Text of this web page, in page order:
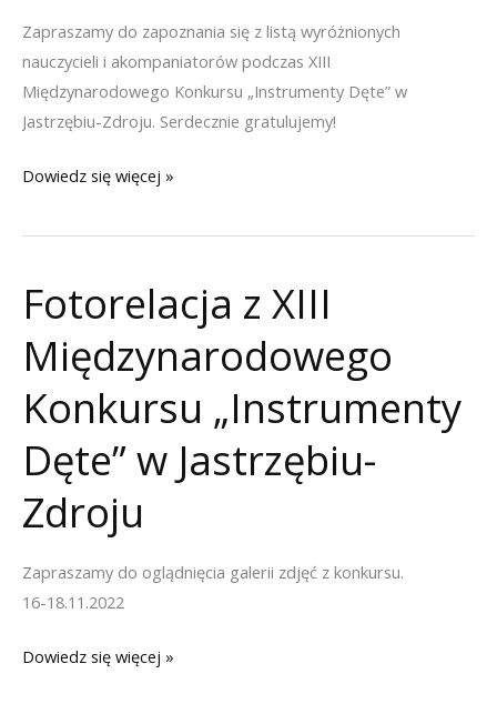
Zapraszamy do zapoznania się z listą wyróżnionych
nauczycieli i akompaniatorów podczas XIII
Międzynarodowego Konkursu „Instrumenty Dęte” w
Jastrzębiu-Zdroju. Serdecznie gratulujemy!
Lista
nauczycieli
akompaniatorów
podczas
XIII
Międzynarodowego
Konkursu
„Instrumenty
Dęte”
w
Jastrzębiu-
Zdroju
Dowiedz się więcej »
Fotorelacja z XIII
Międzynarodowego
Konkursu „Instrumenty
Dęte” w Jastrzębiu-
Zdroju
Zapraszamy do oglądnięcia galerii zdjęć z konkursu.
16-18.11.2022
Fotorelacja
Dowiedz się więcej »